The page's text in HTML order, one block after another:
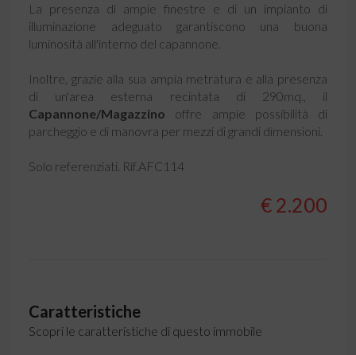
La presenza di ampie finestre e di un impianto di
illuminazione adeguato garantiscono una buona
luminosità all'interno del capannone.
Inoltre, grazie alla sua ampia metratura e alla presenza
di un'area esterna recintata di 290mq., il
Capannone/Magazzino offre ampie possibilità di
parcheggio e di manovra per mezzi di grandi dimensioni.
Solo referenziati. Rif.AFC114
€ 2.200
Caratteristiche
Scopri le caratteristiche di questo immobile